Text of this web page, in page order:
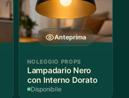
Anteprima
NOLEGGIO PROPS
Lampadario Nero
con Interno Dorato
Disponibile